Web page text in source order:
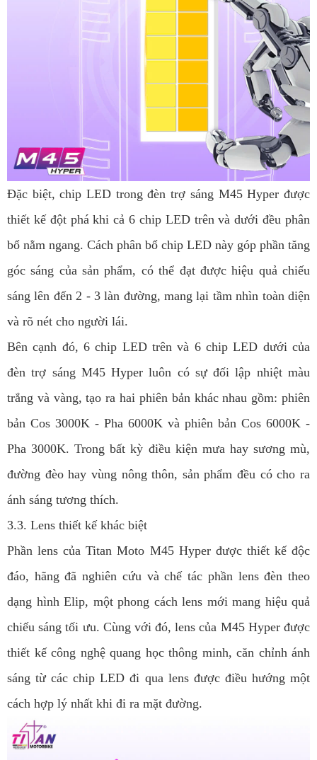
Đặc biệt, chip LED trong đèn trợ sáng M45 Hyper được
thiết kế đột phá khi cả 6 chip LED trên và dưới đều phân
bổ nằm ngang. Cách phân bổ chip LED này góp phần tăng
góc sáng của sản phẩm, có thể đạt được hiệu quả chiếu
sáng lên đến 2 - 3 làn đường, mang lại tầm nhìn toàn diện
và rõ nét cho người lái.
Bên cạnh đó, 6 chip LED trên và 6 chip LED dưới của
đèn trợ sáng M45 Hyper luôn có sự đối lập nhiệt màu
trắng và vàng, tạo ra hai phiên bản khác nhau gồm: phiên
bản Cos 3000K - Pha 6000K và phiên bản Cos 6000K -
Pha 3000K. Trong bất kỳ điều kiện mưa hay sương mù,
đường đèo hay vùng nông thôn, sản phẩm đều có cho ra
ánh sáng tương thích.
3.3. Lens thiết kế khác biệt
Phần lens của Titan Moto M45 Hyper được thiết kế độc
đáo, hãng đã nghiên cứu và chế tác phần lens đèn theo
dạng hình Elip, một phong cách lens mới mang hiệu quả
chiếu sáng tối ưu. Cùng với đó, lens của M45 Hyper được
thiết kế công nghệ quang học thông minh, căn chỉnh ánh
sáng từ các chip LED đi qua lens được điều hướng một
cách hợp lý nhất khi đi ra mặt đường.